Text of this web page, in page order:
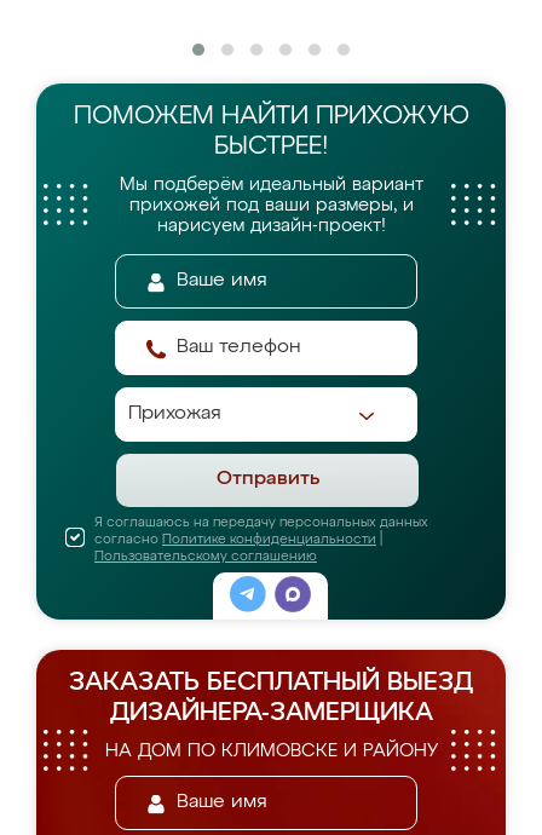
ПОМОЖЕМ НАЙТИ
ПРИХОЖУЮ
БЫСТРЕЕ!
Мы подберём идеальный вариант
прихожей под ваши размеры, и
нарисуем дизайн-проект!
Отправить
Я соглашаюсь на передачу персональных данных
согласно Политике конфиденциальности
Пользовательскому соглашению
ЗАКАЗАТЬ БЕСПЛАТНЫЙ ВЫЕЗД
ДИЗАЙНЕРА-ЗАМЕРЩИКА
НА ДОМ ПО КЛИМОВСКЕ И РАЙОНУ